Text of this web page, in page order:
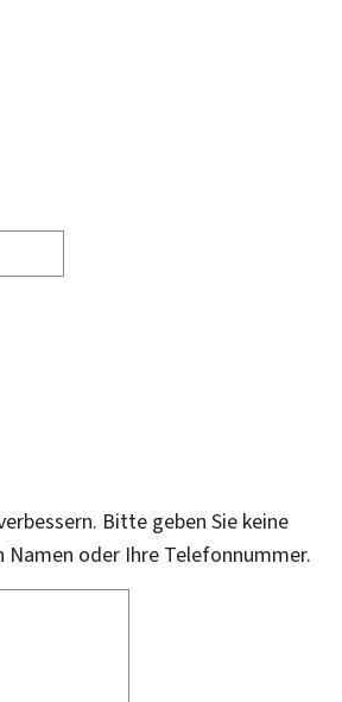
Bitte geben Sie keine
Namen oder Ihre Telefonnummer.